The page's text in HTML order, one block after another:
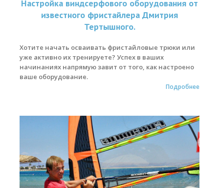
Места катания
Ветратория.Вьетнам
Ветратория Россия
Обучение виндсерфингу
Прокат оборудования
Прокат Винг Фоил
Продажа оборудования
Настройка виндсерфового оборудования от
известного фристайлера Дмитрия
Тертышного.
Хотите начать осваивать фристайловые трюки или
уже активно их тренируете? Успех в ваших
начинаниях напрямую завит от того, как настроено
ваше оборудование.
Подробнее